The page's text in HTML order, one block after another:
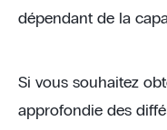
dépendant de la
Si vous souhaitez
approfondie des